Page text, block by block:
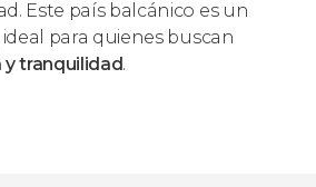
Este país balcánico es un
para quienes buscan
y tranquilidad.